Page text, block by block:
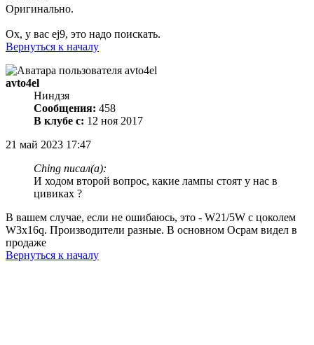
Оригинально.
Ох, у вас еj9, это надо поискать.
Вернуться к началу
avto4el
Ниндзя
Сообщения: 458
В клубе с: 12 ноя 2017
21 май 2023 17:47
Ching писал(а):
И ходом второй вопрос, какие лампы стоят у нас в
цивиках ?
В вашем случае, если не ошибаюсь, это - W21/5W с цоколем
W3x16q. Производители разные. В основном Осрам видел в
продаже
Вернуться к началу